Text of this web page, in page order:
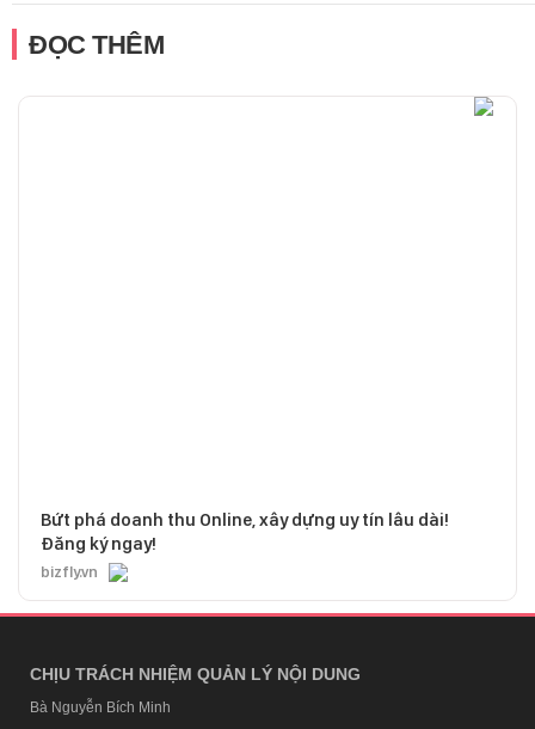
ĐỌC THÊM
Bứt phá doanh thu Online, xây dựng uy tín lâu dài!
Đăng ký ngay!
bizfly.vn
CHỊU TRÁCH NHIỆM QUẢN LÝ NỘI DUNG
Bà Nguyễn Bích Minh